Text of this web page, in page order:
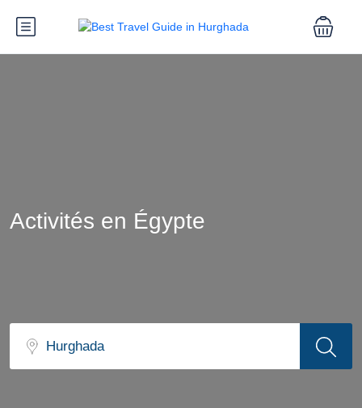
Activités en Égypte